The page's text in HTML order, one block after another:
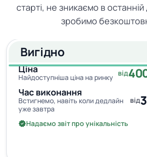
старті, не зникаємо в
зробимо
Вигідно
Ціна
Найдоступніша ціна на ринку від
Час виконання
Встигнемо, навіть коли дедлайн
уже завтра
від3
Надаємо звіт про унікальність